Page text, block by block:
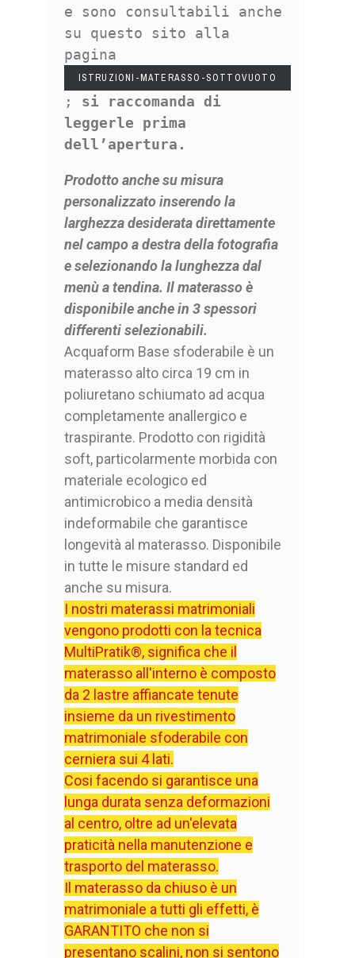
e sono consultabili anche
su questo sito alla
pagina
ISTRUZIONI-MATERASSO-SOTTOVUOTO
; si raccomanda di
leggerle prima
dell’apertura.
Prodotto anche su misura
personalizzato inserendo la
larghezza desiderata direttamente
nel campo a destra della fotografia
e selezionando la lunghezza dal
menù a tendina. Il materasso è
disponibile anche in 3 spessori
differenti selezionabili.
Acquaform Base sfoderabile è un
materasso alto circa 19 cm in
poliuretano schiumato ad acqua
completamente anallergico e
traspirante. Prodotto con rigidità
soft, particolarmente morbida con
materiale ecologico ed
antimicrobico a media densità
indeformabile che garantisce
longevità al materasso. Disponibile
in tutte le misure standard ed
anche su misura.
I nostri materassi matrimoniali
vengono prodotti con la tecnica
MultiPratik®, significa che il
materasso all'interno è composto
da 2 lastre affiancate tenute
insieme da un rivestimento
matrimoniale sfoderabile con
cerniera sui 4 lati.
Cosi facendo si garantisce una
lunga durata senza deformazioni
al centro, oltre ad un'elevata
praticità nella manutenzione e
trasporto del materasso.
Il materasso da chiuso è un
matrimoniale a tutti gli effetti, è
GARANTITO che non si
presentano scalini, non si sentono